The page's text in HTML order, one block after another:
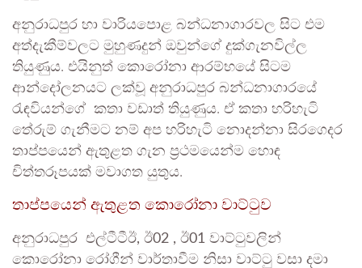
අනුරාධපුර හා වාරියපොළ බන්ධනාගාරවල සිට එම
අත්දැකීම්වලට මුහුණදුන් ඔවුන්ගේ දුක්ගැනවිල්ල
තියුණුය. එයිනුත් කොරෝනා ආරම්භයේ සිටම
ආන්දෝලනයට ලක්වූ අනුරාධපුර බන්ධනාගාරයේ
රැඳවියන්ගේ කතා වඩාත් තියුණුය. ඒ කතා හරිහැටි
තේරුම් ගැනීමට නම් අප හරිහැටි නොදන්නා සිරගෙදර
තාප්පයෙන් ඇතුළත ගැන ප්‍රථමයෙන්ම හොඳ
චිත්තරූපයක් මවාගත යුතුය.
තාප්පයෙන් ඇතුළත කොරෝනා වාට්ටුව
අනුරාධපුර එල්ටීටීඊ, ඊ02 , ඊ01 වාට්ටුවලින්
කොරෝනා රෝගීන් වාර්තාවීම නිසා වාට්ටු වසා දමා